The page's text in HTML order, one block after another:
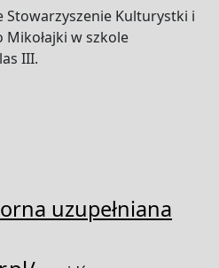
Stowarzyszenie Kulturystki i
Mikołajki w szkole
III.
uzupełniana